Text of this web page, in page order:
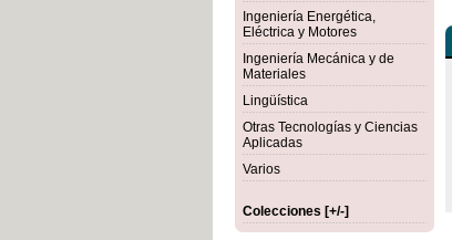
Ingeniería Energética,
Eléctrica y Motores
Ingeniería Mecánica y de
Materiales
Lingüística
Otras Tecnologías y Ciencias
Aplicadas
Varios
Colecciones [+/-]